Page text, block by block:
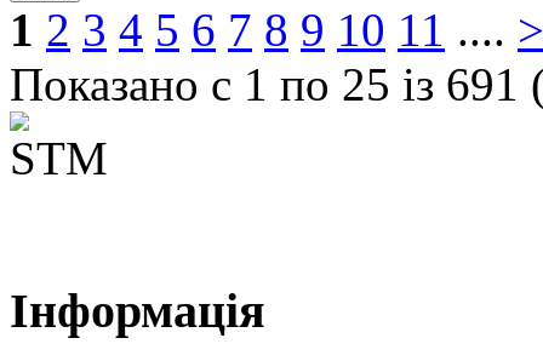
1 2 3 4 5 6 7 8 9 10 11 .... >
Показано с 1 по 25 із 691
Інформація